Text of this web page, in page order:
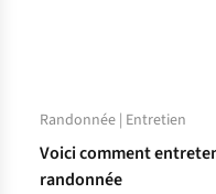
Randonnée | Entretien
Voici comment
randonnée